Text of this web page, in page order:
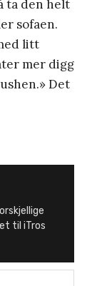
ta den helt
sofaen.
litt
mer digg
Det
til iTros